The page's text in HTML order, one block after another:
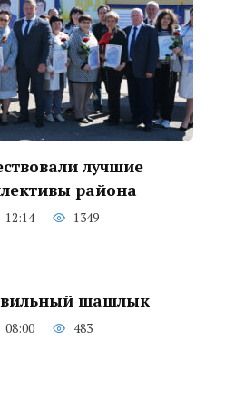
лучшие
района
12:14 1349
шашлык
08:00 483